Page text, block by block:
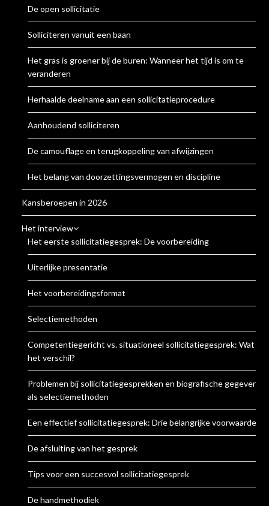
De open sollicitatie
Solliciteren vanuit een baan
Het gras is groener bij de buren: Wanneer het tijd is om te
veranderen
Herhaalde deelname aan een sollicitatieprocedure
Aanhoudend solliciteren
De camouflage en terugkoppeling van afwijzingen
Het belang van doorzettingsvermogen en discipline
Kansberoepen in 2026
Het interview
Het eerste sollicitatiegesprek: De voorbereiding
Uiterlijke presentatie
Het voorbereidingsformat
Selectiemethoden
Competentiegericht vs. situationeel sollicitatiegesprek: Wat is
het verschil?
Problemen bij sollicitatiegesprekken en biografische gegevens
als selectiemethoden
Een effectief sollicitatiegesprek: Drie belangrijke voorwaarden
De afsluiting van het gesprek
Tips voor een succesvol sollicitatiegesprek
De handmethodiek